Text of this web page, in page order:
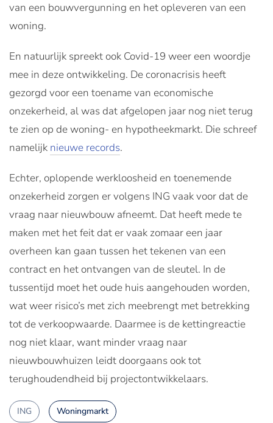
van een bouwvergunning en het opleveren van een
woning.
En natuurlijk spreekt ook Covid-19 weer een woordje
mee in deze ontwikkeling. De coronacrisis heeft
gezorgd voor een toename van economische
onzekerheid, al was dat afgelopen jaar nog niet terug
te zien op de woning- en hypotheekmarkt. Die schreef
namelijk nieuwe records.
Echter, oplopende werkloosheid en toenemende
onzekerheid zorgen er volgens ING vaak voor dat de
vraag naar nieuwbouw afneemt. Dat heeft mede te
maken met het feit dat er vaak zomaar een jaar
overheen kan gaan tussen het tekenen van een
contract en het ontvangen van de sleutel. In de
tussentijd moet het oude huis aangehouden worden,
wat weer risico’s met zich meebrengt met betrekking
tot de verkoopwaarde. Daarmee is de kettingreactie
nog niet klaar, want minder vraag naar
nieuwbouwhuizen leidt doorgaans ook tot
terughoudendheid bij projectontwikkelaars.
ING Woningmarkt